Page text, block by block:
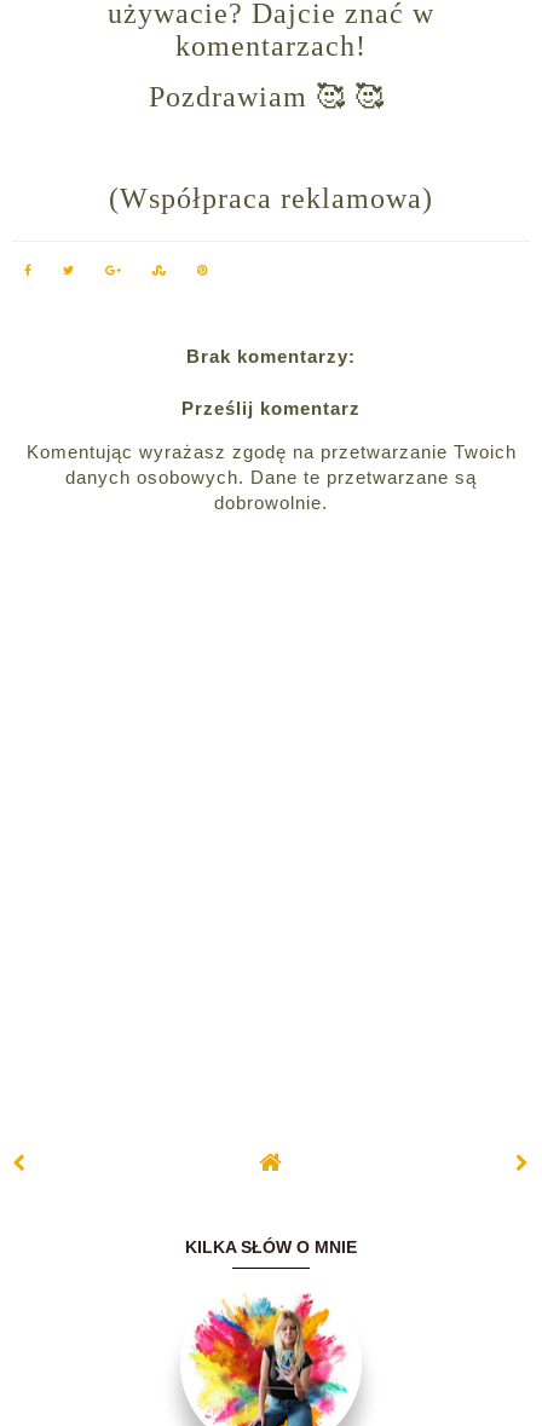
używacie? Dajcie znać w
komentarzach!
Pozdrawiam 🥰 🥰
(Współpraca reklamowa)
Brak komentarzy:
Prześlij komentarz
Komentując wyrażasz zgodę na przetwarzanie Twoich
danych osobowych. Dane te przetwarzane są
dobrowolnie.
KILKA SŁÓW O MNIE